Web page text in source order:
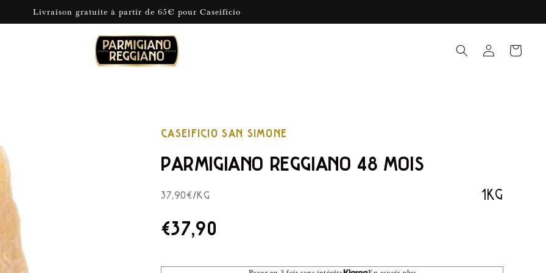
Livraison gratuite à partir de 65€ pour Caseificio
Connectez-vous
PANIER
CASEIFICIO SAN SIMONE
PARMIGIANO REGGIANO 48 MOIS
37,90€/KG 1KG
PRIX
LISTE
€37,90